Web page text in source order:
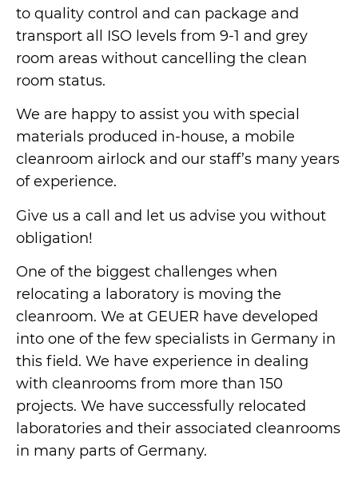
to quality control and can package and
transport all ISO levels from 9-1 and grey
room areas without cancelling the clean
room status.
We are happy to assist you with special
materials produced in-house, a mobile
cleanroom airlock and our staff’s many years
of experience.
Give us a call and let us advise you without
obligation!
One of the biggest challenges when
relocating a laboratory is moving the
cleanroom. We at GEUER have developed
into one of the few specialists in Germany in
this field. We have experience in dealing
with cleanrooms from more than 150
projects. We have successfully relocated
laboratories and their associated cleanrooms
in many parts of Germany.